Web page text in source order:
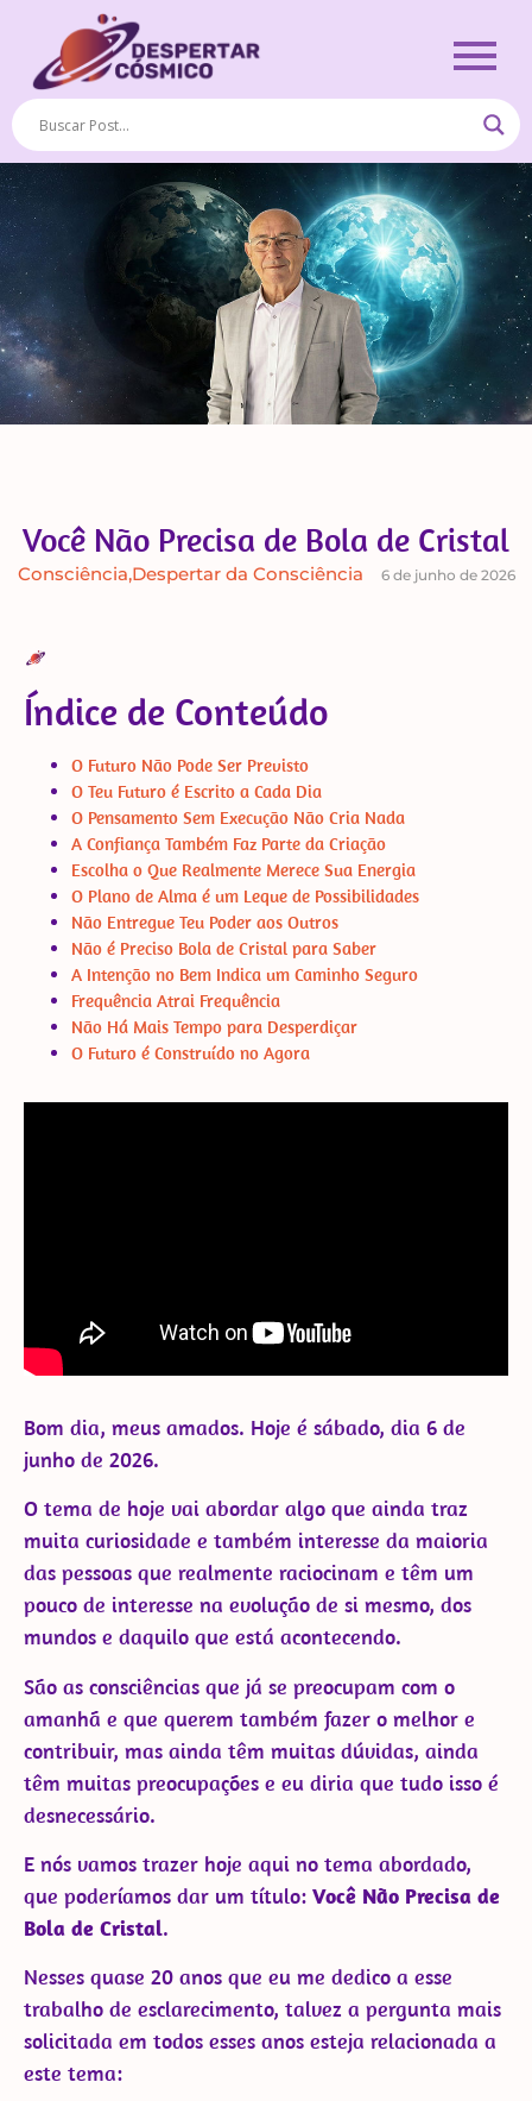
Você Não Precisa de Bola de Cristal
Consciência,Despertar da Consciência 6 de junho de 2026
Índice de Conteúdo
O Futuro Não Pode Ser Previsto
O Teu Futuro é Escrito a Cada Dia
O Pensamento Sem Execução Não Cria Nada
A Confiança Também Faz Parte da Criação
Escolha o Que Realmente Merece Sua Energia
O Plano de Alma é um Leque de Possibilidades
Não Entregue Teu Poder aos Outros
Não é Preciso Bola de Cristal para Saber
A Intenção no Bem Indica um Caminho Seguro
Frequência Atrai Frequência
Não Há Mais Tempo para Desperdiçar
O Futuro é Construído no Agora
Bom dia, meus amados. Hoje é sábado, dia 6 de
junho de 2026.
O tema de hoje vai abordar algo que ainda traz
muita curiosidade e também interesse da maioria
das pessoas que realmente raciocinam e têm um
pouco de interesse na evolução de si mesmo, dos
mundos e daquilo que está acontecendo.
São as consciências que já se preocupam com o
amanhã e que querem também fazer o melhor e
contribuir, mas ainda têm muitas dúvidas, ainda
têm muitas preocupações e eu diria que tudo isso é
desnecessário.
E nós vamos trazer hoje aqui no tema abordado,
que poderíamos dar um título: Você Não Precisa de
Bola de Cristal.
Nesses quase 20 anos que eu me dedico a esse
trabalho de esclarecimento, talvez a pergunta mais
solicitada em todos esses anos esteja relacionada a
este tema: